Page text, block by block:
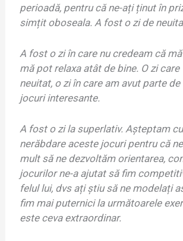
perioadă, pentru că ne-ați ținut în
simțit oboseala. A fost o zi de
A fost o zi în care nu credeam că
mă pot relaxa atât de bine. O zi care
neuitat, o zi în care am avut parte
jocuri interesante.
A fost o zi la superlativ. Așteptam
nerăbdare aceste jocuri pentru că
mult să ne dezvoltăm orientarea,
jocurilor ne-a ajutat să fim
felul lui, dvs ați știu să ne modelați
fim mai puternici la următoarele
este ceva extraordinar.